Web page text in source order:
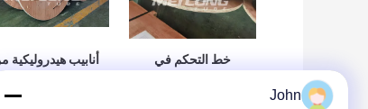
خط التحكم في
أنابيب هيدروليكية
الفولاذ المقاوم
SS أنبوب شعري
John